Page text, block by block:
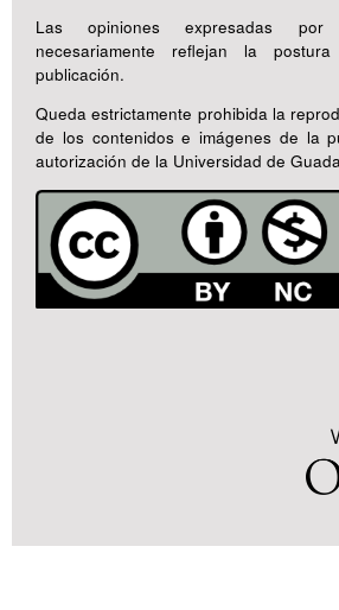
Las opiniones expresadas
necesariamente reflejan la
publicación.
Queda estrictamente prohibida la
de los contenidos e imágenes de la
autorización de la Universidad de